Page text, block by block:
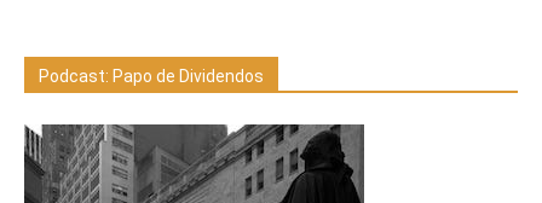
Podcast: Papo de Dividendos